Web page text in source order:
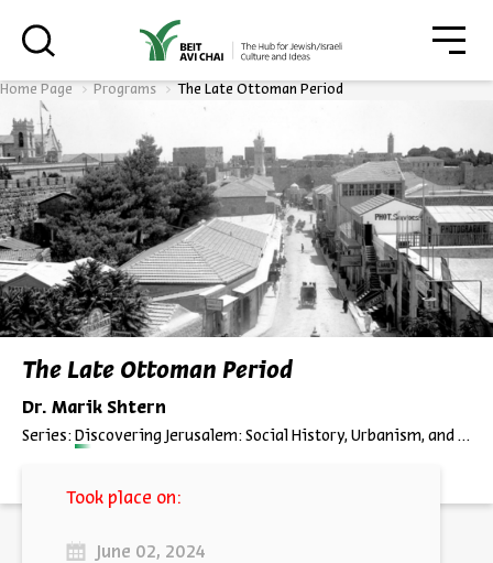
Home Page Programs The Late Ottoman Period
The Late Ottoman Period
Dr. Marik Shtern
Series: Discovering Jerusalem: Social History, Urbanism, and Geopolitics
Took place on:
June 02, 2024
Always be in the know about
BEIT AVI CHAI’s programs!
*Email Address
Register